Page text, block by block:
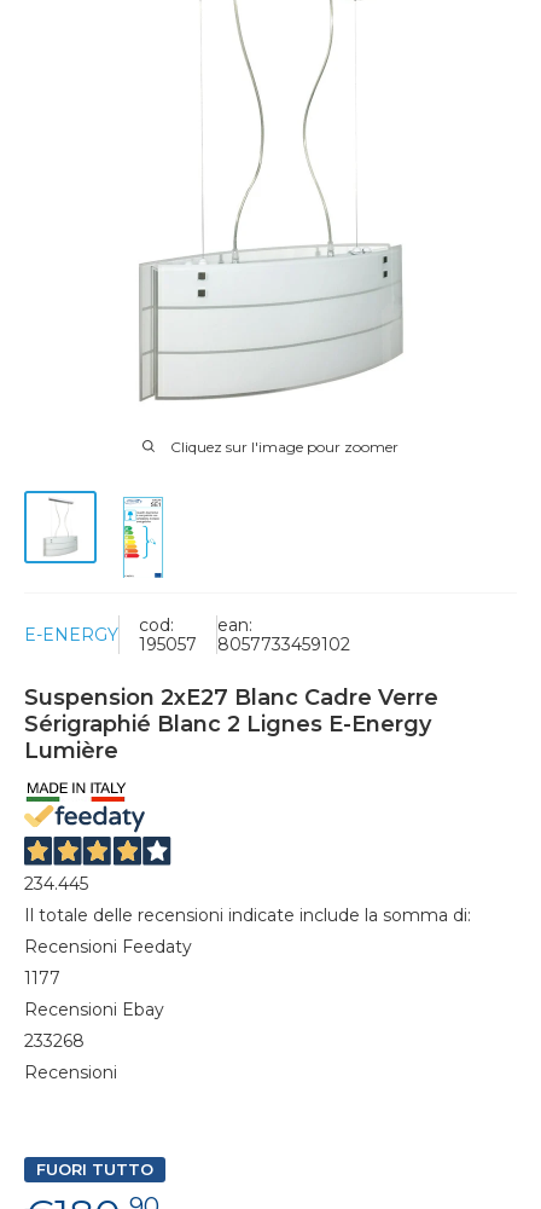
Cliquez sur l'image pour zoomer
E-ENERGY
cod:
195057
ean:
8057733459102
Suspension 2xE27 Blanc Cadre Verre
Sérigraphié Blanc 2 Lignes E-Energy
Lumière
234.445
Il totale delle recensioni indicate include la somma di:
Recensioni Feedaty
1177
Recensioni Ebay
233268
Recensioni
FUORI TUTTO